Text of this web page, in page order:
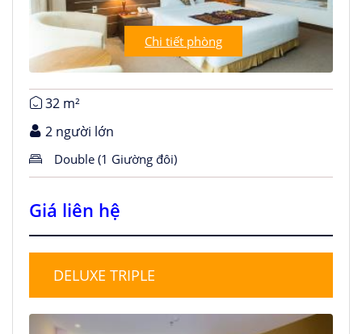
Chi tiết phòng
32 m²
2 người lớn
Double (1 Giường đôi)
Giá liên hệ
DELUXE TRIPLE